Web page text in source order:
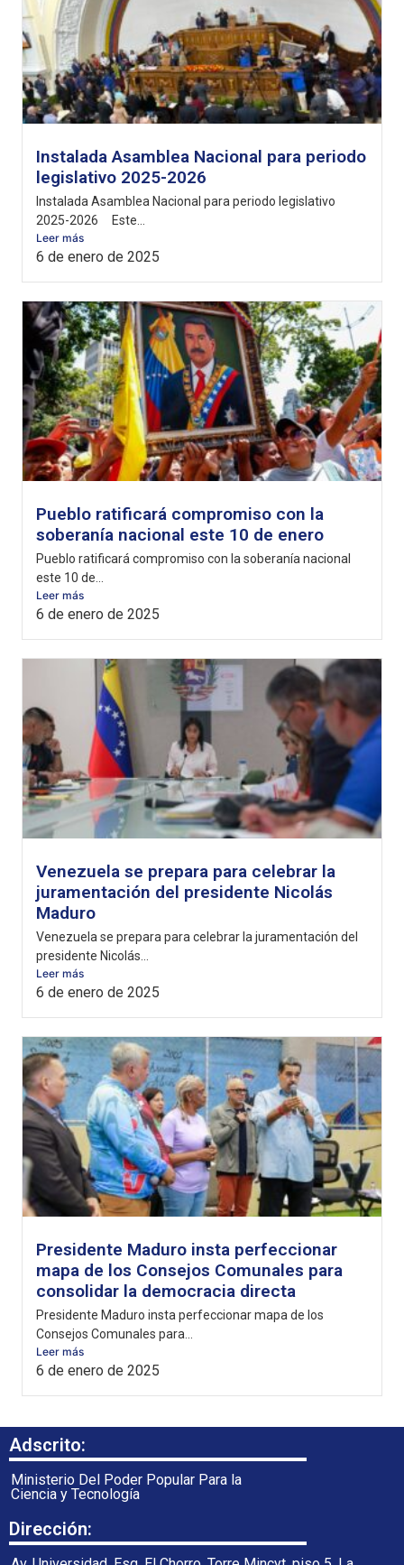
Instalada Asamblea Nacional para periodo
legislativo 2025-2026
Instalada Asamblea Nacional para periodo legislativo
2025-2026 Este...
Leer más
6 de enero de 2025
Pueblo ratificará compromiso con la
soberanía nacional este 10 de enero
Pueblo ratificará compromiso con la soberanía nacional
este 10 de...
Leer más
6 de enero de 2025
Venezuela se prepara para celebrar la
juramentación del presidente Nicolás
Maduro
Venezuela se prepara para celebrar la juramentación del
presidente Nicolás...
Leer más
6 de enero de 2025
Presidente Maduro insta perfeccionar
mapa de los Consejos Comunales para
consolidar la democracia directa
Presidente Maduro insta perfeccionar mapa de los
Consejos Comunales para...
Leer más
6 de enero de 2025
Adscrito:
Ministerio Del Poder Popular Para la
Ciencia y Tecnología
Dirección: